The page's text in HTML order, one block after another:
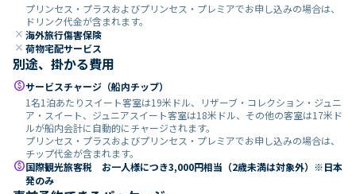
プリンセス・プラスおよびプリンセス・プレミアでお申し込みの場合は、
ドリンク代金が含まれます。
close 海外旅行傷害保険
close 荷物宅配サービス
別途、掛かる費用
paidサービスチャージ（船内チップ）
1名1泊あたりスイート客室は19米ドル、リザーブ・コレクション・ジュニ
ア・スイート、ジュニアスイート客室は18米ドル、その他の客室は17米ド
ルが船内会計に自動的にチャージされます。
プリンセス・プラスおよびプリンセス・プレミアでお申し込みの場合は、
チップ代金が含まれます。
paid国際観光旅客税 お一人様につき3,000円相当（2歳未満は対象外）※日本
発のみ